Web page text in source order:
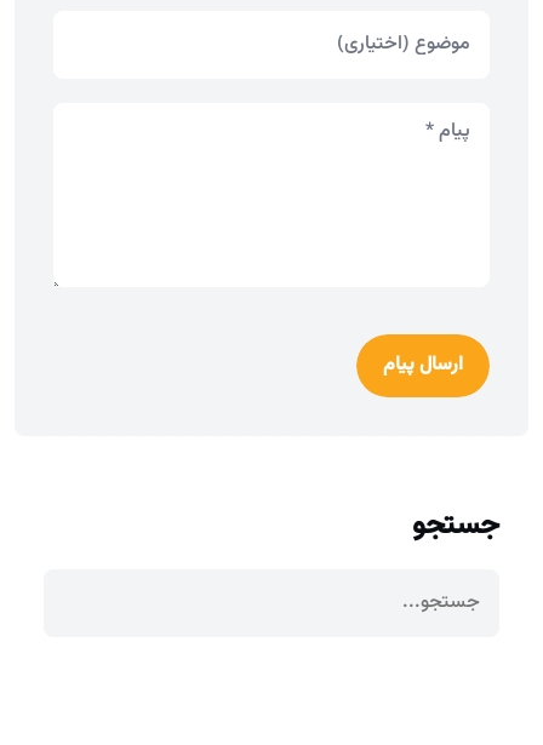
ارسال پیام
جستجو